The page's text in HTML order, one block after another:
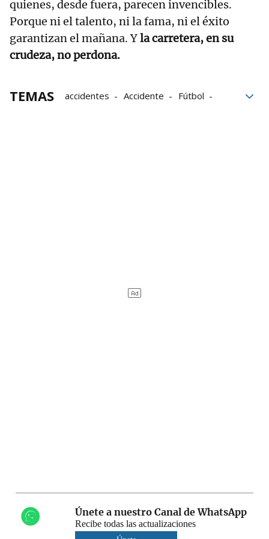
quienes, desde fuera, parecen invencibles.
Porque ni el talento, ni la fama, ni el éxito
garantizan el mañana. Yla carretera, en su
crudeza, no perdona.
TEMAS accidentes Accidente
Fútbol
Únete a nuestro Canal de WhatsApp
Recibe todas las actualizaciones